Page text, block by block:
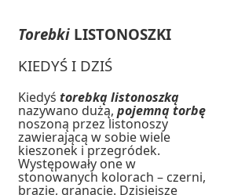
Torebki LISTONOSZKI
KIEDYŚ I DZIŚ
Kiedyśtorebką listonoszką
nazywano dużą,pojemną torbę
noszoną przez listonoszy
zawierającą w sobie wiele
kieszonek i przegródek.
Występowały one w
stonowanych kolorach – czerni,
brązie, granacie. Dzisiejsze